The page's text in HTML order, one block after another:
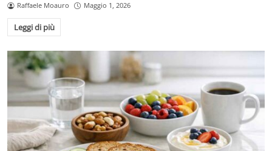
Raffaele Moauro Maggio 1, 2026
Leggi di più